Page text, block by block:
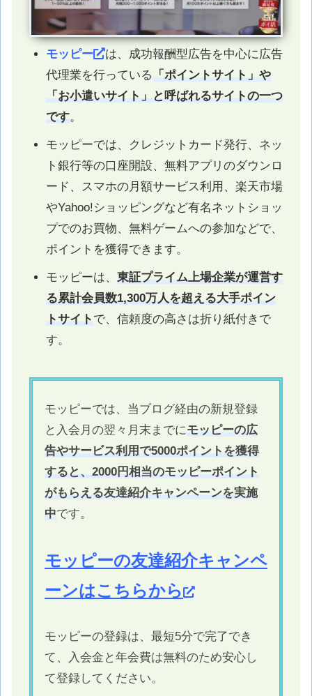
モッピー
は、成功報酬型広告を中心に広告
代理業を行っている 「ポイントサイト」や
「お小遣いサイト」と呼ばれるサイトの一つ
です。
モッピーでは、クレジットカード発行、ネッ
ト銀行等の口座開設、無料アプリのダウンロ
ード、スマホの月額サービス利用、楽天市場
やYahoo!ショッピングなど有名ネットショッ
プでのお買物、無料ゲームへの参加などで、
ポイントを獲得できます。
モッピーは、 東証プライム上場企業が運営す
る累計会員数1,300万人を超える大手ポイン
トサイト で、信頼度の高さは折り紙付きで
す。
モッピーでは、当ブログ経由の新規登録
と入会月の翌々月末までにモッピーの広
告やサービス利用で5000ポイントを獲得
すると、2000円相当のモッピーポイント
がもらえる友達紹介キャンペーンを実施
中です。
モッピーの友達紹介キャンペ
ーンはこちらから
モッピーの登録は、最短5分で完了でき
て、入会金と年会費は無料のため安心し
て登録してください。